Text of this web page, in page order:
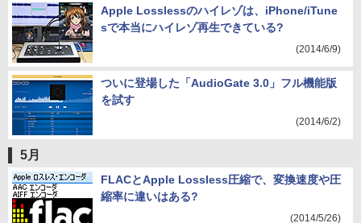
Apple Losslessのハイレゾは、iPhone/iTune
sで本当にハイレゾ再生できている?
(2014/6/9)
ついに登場した「AudioGate 3.0」フル機能版
を試す
(2014/6/2)
5月
FLACとApple Lossless圧縮で、変換速度や圧
縮率に違いはある?
(2014/5/26)